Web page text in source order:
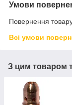
Умови
Повернення
Всі умови
З цим товаром